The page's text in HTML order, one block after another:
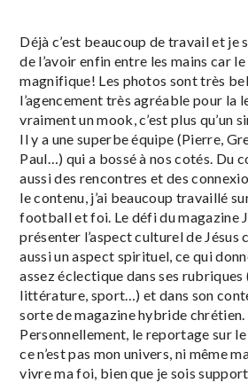
Déjà c’est beaucoup de travail et je
de l’avoir enfin entre les mains car
magnifique! Les photos sont très
l’agencement très agréable pour la
vraiment un mook, c’est plus qu’un
Il y a une superbe équipe (Pierre,
Paul…) qui a bossé à nos cotés. Du
aussi des rencontres et des
le contenu, j’ai beaucoup travaillé
football et foi. Le défi du magazine
présenter l’aspect culturel de Jésus
aussi un aspect spirituel, ce qui
assez éclectique dans ses rubriques
littérature, sport…) et dans son
sorte de magazine hybride chrétien.
Personnellement, le reportage sur le
ce n’est pas mon univers, ni même
vivre ma foi, bien que je sois